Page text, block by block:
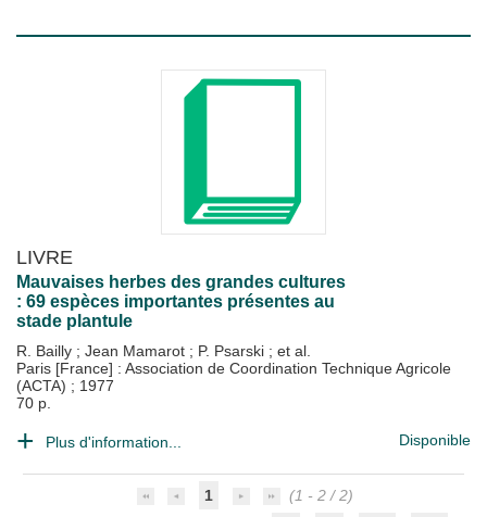
LIVRE
Mauvaises herbes des grandes cultures
: 69 espèces importantes présentes au
stade plantule
R. Bailly ; Jean Mamarot ; P. Psarski ; et al.
Paris [France] : Association de Coordination Technique Agricole
(ACTA) ; 1977
70 p.
Plus d'information... Disponible
1
(1 - 2 / 2)